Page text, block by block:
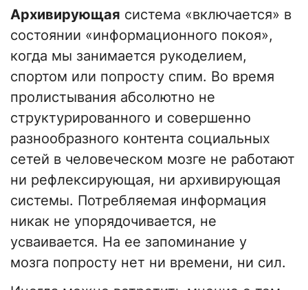
Архивирующая система «включается» в
состоянии «информационного покоя»,
когда мы занимается рукоделием,
спортом или попросту спим. Во время
пролистывания абсолютно не
структурированного и совершенно
разнообразного контента социальных
сетей в человеческом мозге не работают
ни рефлексирующая, ни архивирующая
системы. Потребляемая информация
никак не упорядочивается, не
усваивается. На ее запоминание у
мозга попросту нет ни времени, ни сил.